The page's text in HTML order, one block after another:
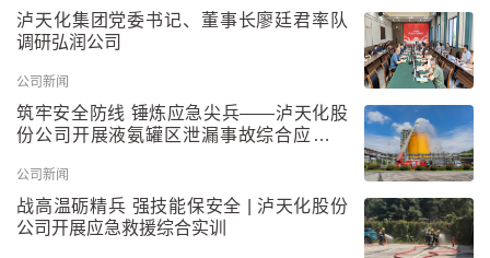
泸天化集团党委书记、董事长廖廷君率队
调研弘润公司
公司新闻
筑牢安全防线 锤炼应急尖兵——泸天化股
份公司开展液氨罐区泄漏事故综合应急救
公司新闻
战高温砺精兵 强技能保安全 | 泸天化股份
公司开展应急救援综合实训